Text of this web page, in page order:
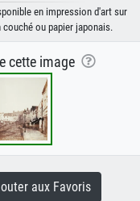
en impression d'art sur
ou papier japonais.
cette image
aux Favoris